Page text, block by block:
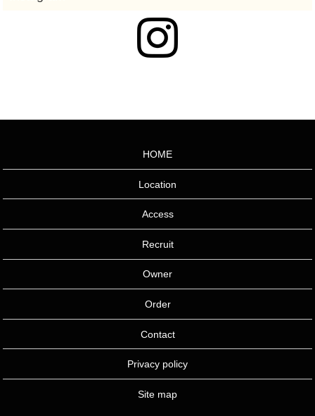
HOME
Location
Access
Recruit
Owner
Order
Contact
Privacy policy
Site map